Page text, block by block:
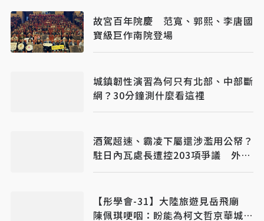
故宮百年院慶 范寬、郭熙、李唐國
寶級巨作南院登場
城鎮韌性演習為何只有北部、中部斷
網？30分鐘測什麼看這裡
酒駕超速、霸凌下屬還涉濫用公帑？
駐日內瓦處長遭控203項爭議 外交
部啟動調查
【彤學會-31】大陸旅遊見岳飛廟
陳佩琪哽咽：盼能為柯文哲京華城案